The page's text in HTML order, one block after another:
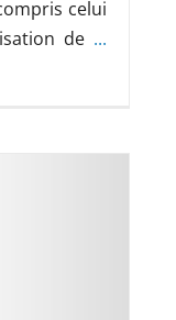
celui
de ...